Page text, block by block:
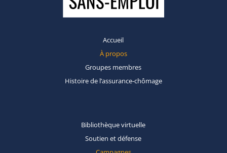
Accueil
À propos
Groupes membres
Histoire de l’assurance-chômage
Bibliothèquevirtuelle
Soutien etdéfense